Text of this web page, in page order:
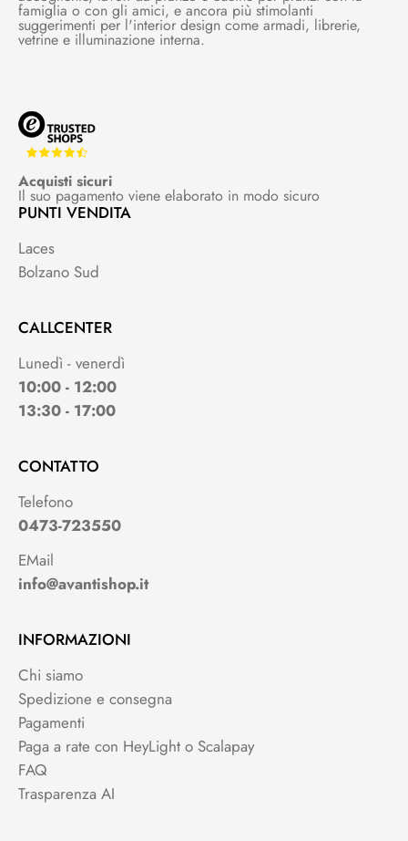
famiglia o con gli amici, e ancora più stimolanti
suggerimenti per l'interior design come armadi, librerie,
vetrine e illuminazione interna.
Acquisti sicuri
Il suo pagamento viene elaborato in modo sicuro
PUNTI VENDITA
Laces
Bolzano Sud
CALLCENTER
Lunedì - venerdì
10:00 - 12:00
13:30 - 17:00
CONTATTO
Telefono
0473-723550
EMail
info@avantishop.it
INFORMAZIONI
Chi siamo
Spedizione e consegna
Pagamenti
Paga a rate con HeyLight o Scalapay
FAQ
Trasparenza AI